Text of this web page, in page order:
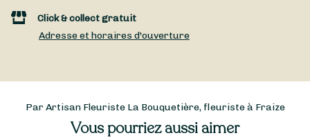
Click & collect gratuit
Adresse et horaires d'ouverture
Par Artisan Fleuriste La Bouquetière, fleuriste à Fraize
Vous pourriez aussi aimer